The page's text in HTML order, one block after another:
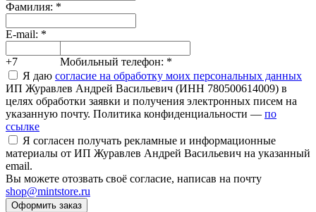
Фамилия: *
E-mail: *
+7 Мобильный телефон: *
Я даю согласие на обработку моих персональных данных
ИП Журавлев Андрей Васильевич (ИНН 780500614009) в
целях обработки заявки и получения электронных писем на
указанную почту. Политика конфиденциальности — по
ссылке
Я согласен получать рекламные и информационные
материалы от ИП Журавлев Андрей Васильевич на указанный
email.
Вы можете отозвать своё согласие, написав на почту
shop@mintstore.ru
Оформить заказ